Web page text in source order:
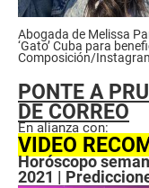
Abogada de Melissa
‘Gato’ Cuba para
Composición/
PONTE A
DE CORREO
En alianza con:
VIDEO
Horóscopo
2021 |